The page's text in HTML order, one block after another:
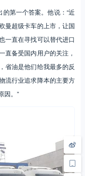
第一个答案。他说：“近
曼超级卡车的上市，让国
一直在寻找可以替代进口
直备受国内用户的关注，
省油是他们给我最多的反
流行业追求降本的主要方
因。”